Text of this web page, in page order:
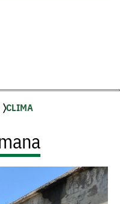
CLIMA